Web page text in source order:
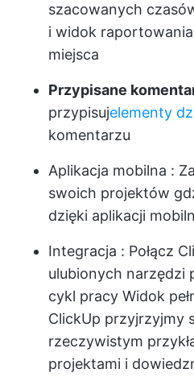
szacowanych
i widok
miejsca
Przypisane
przypisujelementy
komentarzu
Aplikacja mobilna :
swoich projektów
dzięki aplikacji
Integracja : Połącz
ulubionych narzędzi
cykl pracy Widok
ClickUp przyjrzyjmy
rzeczywistym
projektami i